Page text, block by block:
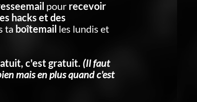
pour recevoir
hacks et des
ta boîtemail les lundis et
c'est gratuit. (Il faut
mais en plus quand c'est